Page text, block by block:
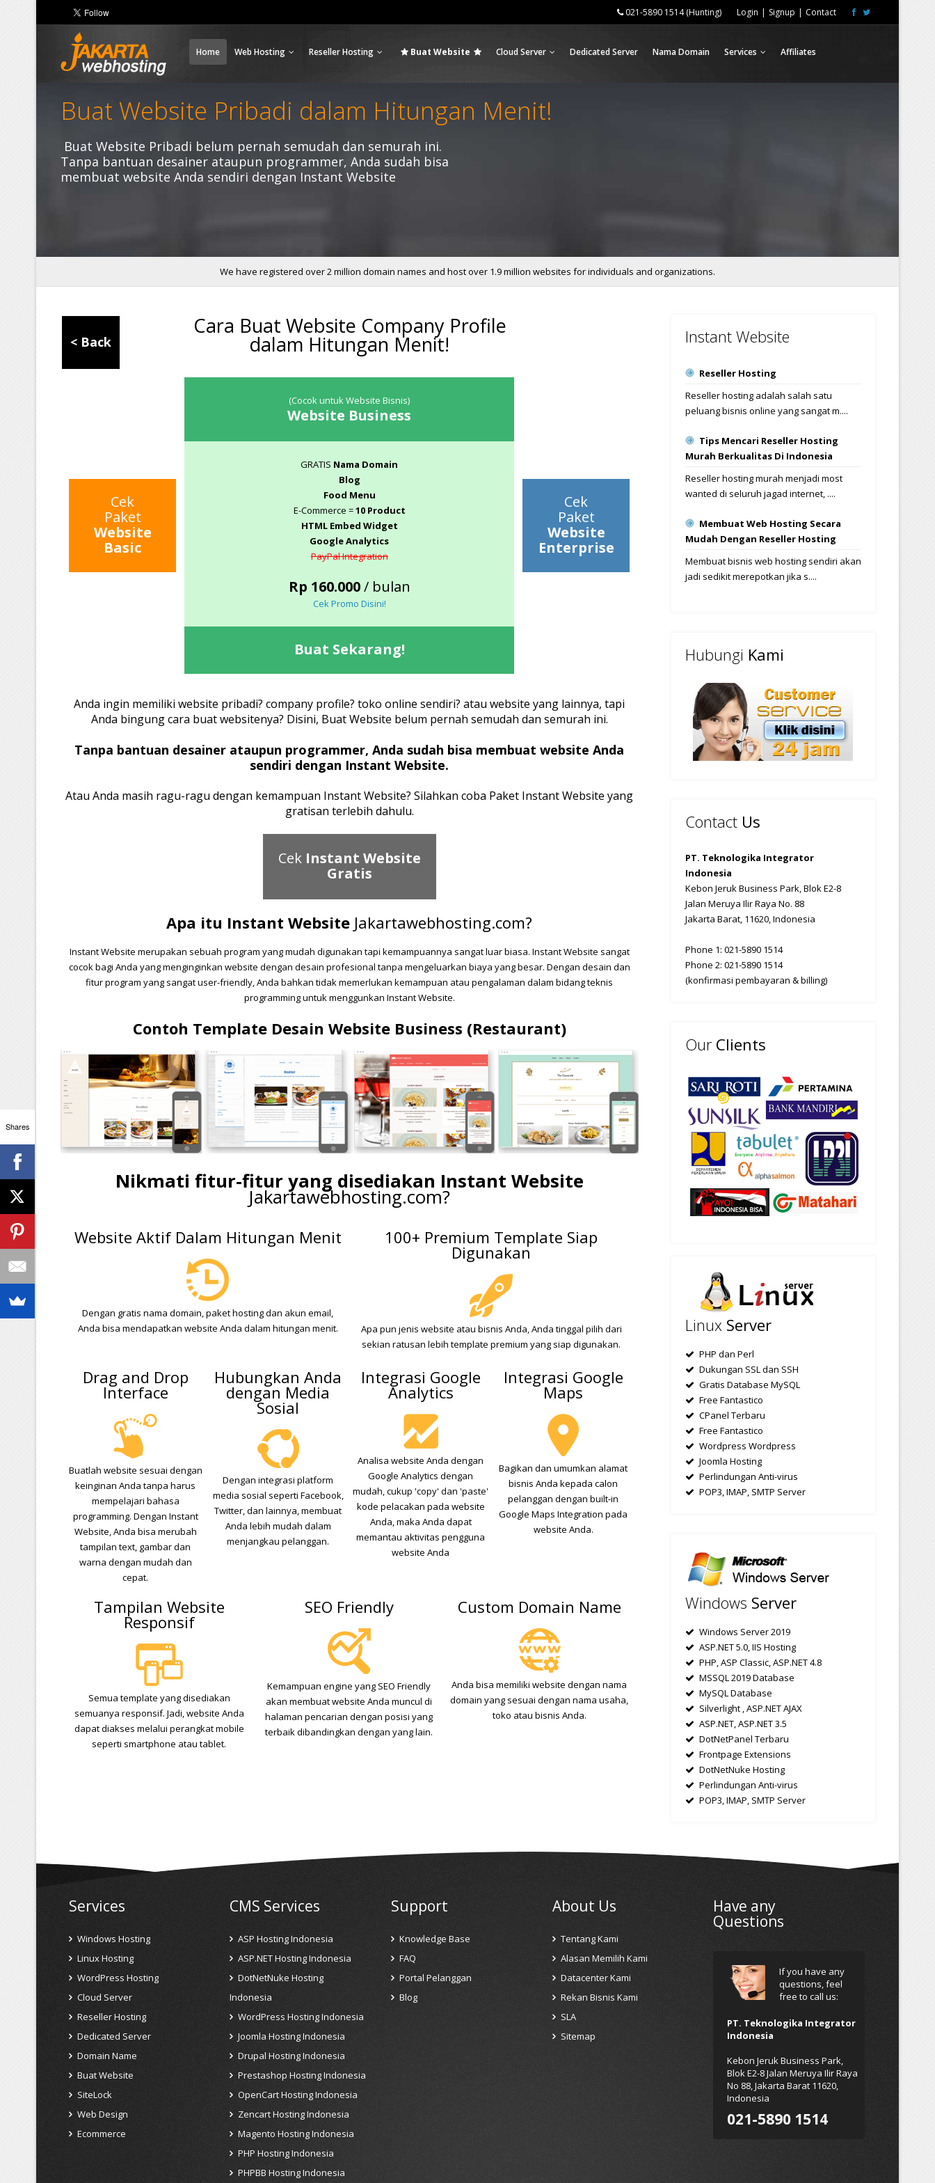
021-5890 1514 (Hunting) Login | Signup | Contact
Home Web Hosting Reseller Hosting Buat Website Cloud Server Dedicated Server Nama Domain Services Affiliates
Buat Website Pribadi dalam Hitungan Menit!
Buat Website Pribadi belum pernah semudah dan semurah ini.
Tanpa bantuan desainer ataupun programmer, Anda sudah bisa
membuat website Anda sendiri dengan Instant Website
We have registered over 2 million domain names and host over 1.9 million websites for individuals and organizations.
< Back
Cara Buat Website Company Profile
dalam Hitungan Menit!
Cek
Paket
Website
Basic
(Cocok untuk Website Bisnis)
Website Business
GRATIS Nama Domain
Blog
Food Menu
E-Commerce =10 Product
HTML Embed Widget
Google Analytics
PayPal Integration
Rp 160.000/ bulan
Cek Promo Disini!
Buat Sekarang!
Cek
Paket
Website
Enterprise
Anda ingin memiliki website pribadi? company profile? toko online sendiri? atau website yang lainnya, tapi
Anda bingung cara buat websitenya? Disini, Buat Website belum pernah semudah dan semurah ini.
Tanpa bantuan desainer ataupun programmer, Anda sudah bisa membuat website Anda
sendiri dengan Instant Website.
Atau Anda masih ragu-ragu dengan kemampuan Instant Website? Silahkan coba Paket Instant Website yang
gratisan terlebih dahulu.
Cek Instant Website
Gratis
Apa itu Instant Website Jakartawebhosting.com?
Instant Website merupakan sebuah program yang mudah digunakan tapi kemampuannya sangat luar biasa. Instant Website sangat
cocok bagi Anda yang menginginkan website dengan desain profesional tanpa mengeluarkan biaya yang besar. Dengan desain dan
fitur program yang sangat user-friendly, Anda bahkan tidak memerlukan kemampuan atau pengalaman dalam bidang teknis
programming untuk menggunkan Instant Website.
Contoh Template Desain Website Business (Restaurant)
Nikmati fitur-fitur yang disediakan Instant Website
Jakartawebhosting.com?
Website Aktif Dalam Hitungan Menit
Dengan gratis nama domain, paket hosting dan akun email,
Anda bisa mendapatkan website Anda dalam hitungan menit.
100+ Premium Template Siap
Digunakan
Apa pun jenis website atau bisnis Anda, Anda tinggal pilih dari
sekian ratusan lebih template premium yang siap digunakan.
Drag and Drop
Interface
Buatlah website sesuai dengan
keinginan Anda tanpa harus
mempelajari bahasa
programming. Dengan Instant
Website, Anda bisa merubah
tampilan text, gambar dan
warna dengan mudah dan
cepat.
Hubungkan Anda
dengan Media
Sosial
Dengan integrasi platform
media sosial seperti Facebook,
Twitter, dan lainnya, membuat
Anda lebih mudah dalam
menjangkau pelanggan.
Integrasi Google
Analytics
Analisa website Anda dengan
Google Analytics dengan
mudah, cukup 'copy' dan 'paste'
kode pelacakan pada website
Anda, maka Anda dapat
memantau aktivitas pengguna
website Anda
Integrasi Google
Maps
Bagikan dan umumkan alamat
bisnis Anda kepada calon
pelanggan dengan built-in
Google Maps Integration pada
website Anda.
Tampilan Website
Responsif
Semua template yang disediakan
semuanya responsif. Jadi, website Anda
dapat diakses melalui perangkat mobile
seperti smartphone atau tablet.
SEO Friendly
Kemampuan engine yang SEO Friendly
akan membuat website Anda muncul di
halaman pencarian dengan posisi yang
terbaik dibandingkan dengan yang lain.
Custom Domain Name
Anda bisa memiliki website dengan nama
domain yang sesuai dengan nama usaha,
toko atau bisnis Anda.
Instant Website
Reseller Hosting
Reseller hosting adalah salah satu
peluang bisnis online yang sangat m....
Tips Mencari Reseller Hosting
Murah Berkualitas Di Indonesia
Reseller hosting murah menjadi most
wanted di seluruh jagad internet, ....
Membuat Web Hosting Secara
Mudah Dengan Reseller Hosting
Membuat bisnis web hosting sendiri akan
jadi sedikit merepotkan jika s....
Hubungi Kami
Contact Us
PT. Teknologika Integrator
Indonesia
Kebon Jeruk Business Park, Blok E2-8
Jalan Meruya Ilir Raya No. 88
Jakarta Barat, 11620, Indonesia
Phone 1: 021-5890 1514
Phone 2: 021-5890 1514
(konfirmasi pembayaran & billing)
Our Clients
Linux Server
PHP dan Perl
Dukungan SSL dan SSH
Gratis Database MySQL
Free Fantastico
CPanel Terbaru
Free Fantastico
Wordpress Wordpress
Joomla Hosting
Perlindungan Anti-virus
POP3, IMAP, SMTP Server
Windows Server
Windows Server 2019
ASP.NET 5.0, IIS Hosting
PHP, ASP Classic, ASP.NET 4.8
MSSQL 2019 Database
MySQL Database
Silverlight , ASP.NET AJAX
ASP.NET, ASP.NET 3.5
DotNetPanel Terbaru
Frontpage Extensions
DotNetNuke Hosting
Perlindungan Anti-virus
POP3, IMAP, SMTP Server
Services
Windows Hosting
Linux Hosting
WordPress Hosting
Cloud Server
Reseller Hosting
Dedicated Server
Domain Name
Buat Website
SiteLock
Web Design
Ecommerce
CMS Services
ASP Hosting Indonesia
ASP.NET Hosting Indonesia
DotNetNuke Hosting
Indonesia
WordPress Hosting Indonesia
Joomla Hosting Indonesia
Drupal Hosting Indonesia
Prestashop Hosting Indonesia
OpenCart Hosting Indonesia
Zencart Hosting Indonesia
Magento Hosting Indonesia
PHP Hosting Indonesia
PHPBB Hosting Indonesia
Support
Knowledge Base
FAQ
Portal Pelanggan
Blog
About Us
Tentang Kami
Alasan Memilih Kami
Datacenter Kami
Rekan Bisnis Kami
SLA
Sitemap
Have any
Questions
If you have any
questions, feel
free to call us:
PT. Teknologika Integrator
Indonesia
Kebon Jeruk Business Park,
Blok E2-8 Jalan Meruya Ilir Raya
No 88, Jakarta Barat 11620,
Indonesia
021-5890 1514
Shares